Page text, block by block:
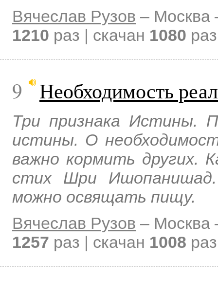
Вячеслав Рузов – Москва
1210 раз | скачан 1080
9 Необходимость
Три признака Истины.
истины. О
важно кормить других.
стих Шри Ишопанишад.
можно освящать пищу.
Вячеслав Рузов – Москва
1257 раз | скачан 1008